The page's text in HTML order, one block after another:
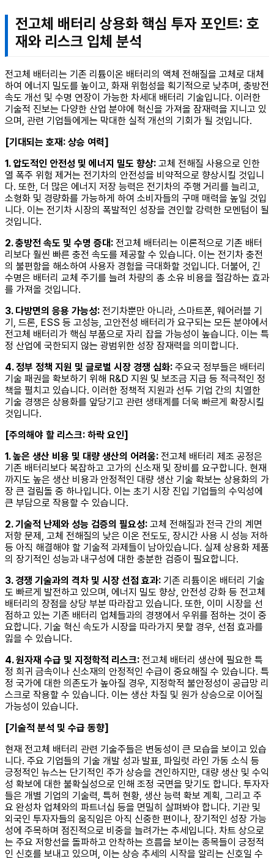
전고체 배터리 상용화 핵심 투자 포인트: 호
재와 리스크 입체 분석
전고체 배터리는 기존 리튬이온 배터리의 액체 전해질을 고체로 대체
하여 에너지 밀도를 높이고, 화재 위험성을 획기적으로 낮추며, 충방전
속도 개선 및 수명 연장이 가능한 차세대 배터리 기술입니다. 이러한
기술적 진보는 다양한 산업 분야에 혁신을 가져올 잠재력을 지니고 있
으며, 관련 기업들에게는 막대한 실적 개선의 기회가 될 것입니다.
[기대되는 호재: 상승 여력]
1. 압도적인 안전성 및 에너지 밀도 향상: 고체 전해질 사용으로 인한
열 폭주 위험 제거는 전기차의 안전성을 비약적으로 향상시킬 것입니
다. 또한, 더 많은 에너지 저장 능력은 전기차의 주행 거리를 늘리고,
소형화 및 경량화를 가능하게 하여 소비자들의 구매 매력을 높일 것입
니다. 이는 전기차 시장의 폭발적인 성장을 견인할 강력한 모멘텀이 될
것입니다.
2. 충방전 속도 및 수명 증대: 전고체 배터리는 이론적으로 기존 배터
리보다 훨씬 빠른 충전 속도를 제공할 수 있습니다. 이는 전기차 충전
의 불편함을 해소하여 사용자 경험을 극대화할 것입니다. 더불어, 긴
수명은 배터리 교체 주기를 늘려 차량의 총 소유 비용을 절감하는 효과
를 가져올 것입니다.
3. 다방면의 응용 가능성: 전기차뿐만 아니라, 스마트폰, 웨어러블 기
기, 드론, ESS 등 고성능, 고안전성 배터리가 요구되는 모든 분야에서
전고체 배터리가 핵심 부품으로 자리 잡을 가능성이 높습니다. 이는 특
정 산업에 국한되지 않는 광범위한 성장 잠재력을 의미합니다.
4. 정부 정책 지원 및 글로벌 시장 경쟁 심화: 주요국 정부들은 배터리
기술 패권을 확보하기 위해 R&D 지원 및 보조금 지급 등 적극적인 정
책을 펼치고 있습니다. 이러한 정책적 지원과 선두 기업 간의 치열한
기술 경쟁은 상용화를 앞당기고 관련 생태계를 더욱 빠르게 확장시킬
것입니다.
[주의해야 할 리스크: 하락 요인]
1. 높은 생산 비용 및 대량 생산의 어려움: 전고체 배터리 제조 공정은
기존 배터리보다 복잡하고 고가의 신소재 및 장비를 요구합니다. 현재
까지도 높은 생산 비용과 안정적인 대량 생산 기술 확보는 상용화의 가
장 큰 걸림돌 중 하나입니다. 이는 초기 시장 진입 기업들의 수익성에
큰 부담으로 작용할 수 있습니다.
2. 기술적 난제와 성능 검증의 필요성: 고체 전해질과 전극 간의 계면
저항 문제, 고체 전해질의 낮은 이온 전도도, 장시간 사용 시 성능 저하
등 아직 해결해야 할 기술적 과제들이 남아있습니다. 실제 상용화 제품
의 장기적인 성능과 내구성에 대한 충분한 검증이 필요합니다.
3. 경쟁 기술과의 격차 및 시장 선점 효과: 기존 리튬이온 배터리 기술
도 빠르게 발전하고 있으며, 에너지 밀도 향상, 안전성 강화 등 전고체
배터리의 장점을 상당 부분 따라잡고 있습니다. 또한, 이미 시장을 선
점하고 있는 기존 배터리 업체들과의 경쟁에서 우위를 점하는 것이 중
요합니다. 기술 혁신 속도가 시장을 따라가지 못할 경우, 선점 효과를
잃을 수 있습니다.
4. 원자재 수급 및 지정학적 리스크: 전고체 배터리 생산에 필요한 특
정 희귀 금속이나 신소재의 안정적인 수급이 중요해질 수 있습니다. 특
정 국가에 대한 의존도가 높아질 경우, 지정학적 불안정성이 공급망 리
스크로 작용할 수 있습니다. 이는 생산 차질 및 원가 상승으로 이어질
가능성이 있습니다.
[기술적 분석 및 수급 동향]
현재 전고체 배터리 관련 기술주들은 변동성이 큰 모습을 보이고 있습
니다. 주요 기업들의 기술 개발 성과 발표, 파일럿 라인 가동 소식 등
긍정적인 뉴스는 단기적인 주가 상승을 견인하지만, 대량 생산 및 수익
성 확보에 대한 불확실성으로 인해 조정 국면을 맞기도 합니다. 투자자
들은 개별 기업의 기술력, 특허 현황, 생산 능력 확보 계획, 그리고 주
요 완성차 업체와의 파트너십 등을 면밀히 살펴봐야 합니다. 기관 및
외국인 투자자들의 움직임은 아직 신중한 편이나, 장기적인 성장 가능
성에 주목하며 점진적으로 비중을 늘려가는 추세입니다. 차트 상으로
는 주요 저항선을 돌파하고 안착하는 흐름을 보이는 종목들이 긍정적
인 신호를 보내고 있으며, 이는 상승 추세의 시작을 알리는 신호일 수